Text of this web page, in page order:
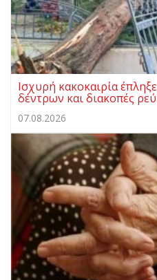
Ισχυρή κακοκαιρία
δέντρων και διακοπές
07.08.2026